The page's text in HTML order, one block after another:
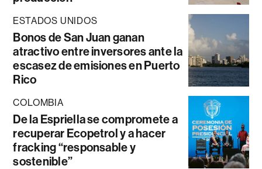
ESTADOS UNIDOS
Bonos de San Juan ganan
atractivo entre inversores ante la
escasez de emisiones en Puerto
Rico
COLOMBIA
De la Espriella se compromete a
recuperar Ecopetrol y a hacer
fracking “responsable y
sostenible”